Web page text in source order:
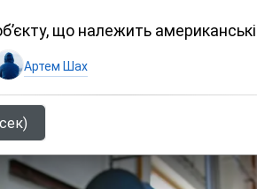
що належить
Артем Шах